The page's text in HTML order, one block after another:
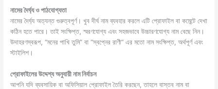
নামের দৈর্ঘ্য ও পাঠযোগ্যতা
নামের দৈর্ঘ্য অত্যন্ত গুরুত্বপূর্ণ। খুব দীর্ঘ নাম ব্যবহার করলে এটি প্রোফাইল বা কমেন্টে দেখা
কঠিন হতে পারে। তাই সংক্ষিপ্ত, স্মরণযোগ্য এবং সহজভাবে উচ্চারণযোগ্য নাম বেছে নিন।
উদাহরণস্বরূপ, “মনের পাখি তুমি” বা “স্বপ্নের রাণী” এর মতো নাম সংক্ষিপ্ত, অর্থপূর্ণ এবং
স্টাইলিশ।
প্রোফাইলের উদ্দেশ্য অনুযায়ী নাম নির্বাচন
আপনি যদি ব্যবসায়িক বা অফিসিয়াল প্রোফাইল তৈরি করছেন, তাহলে বাস্তব নাম বা